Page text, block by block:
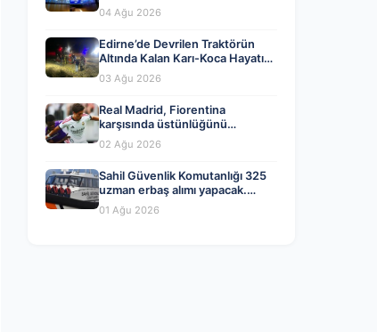
04 Ağu 2026
Edirne’de Devrilen Traktörün
Altında Kalan Karı-Koca Hayatını
Kaybetti
03 Ağu 2026
Real Madrid, Fiorentina
karşısında üstünlüğünü
koruyamadı!
02 Ağu 2026
Sahil Güvenlik Komutanlığı 325
uzman erbaş alımı yapacak.
Başvuru ne zaman, şartlar neler?
01 Ağu 2026